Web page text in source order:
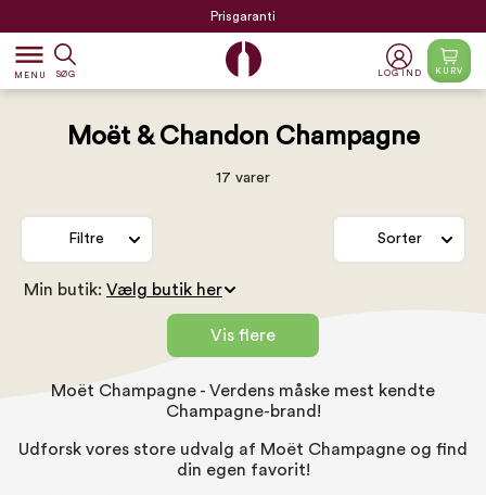
Prisgaranti
dehaze
MENU SØG LOG IND KURV
Moët & Chandon Champagne
17 varer
Filtre Sorter
Min butik:
Vis flere
Moët Champagne - Verdens måske mest kendte
Champagne-brand!
Udforsk vores store udvalg af Moët Champagne og find
din egen favorit!